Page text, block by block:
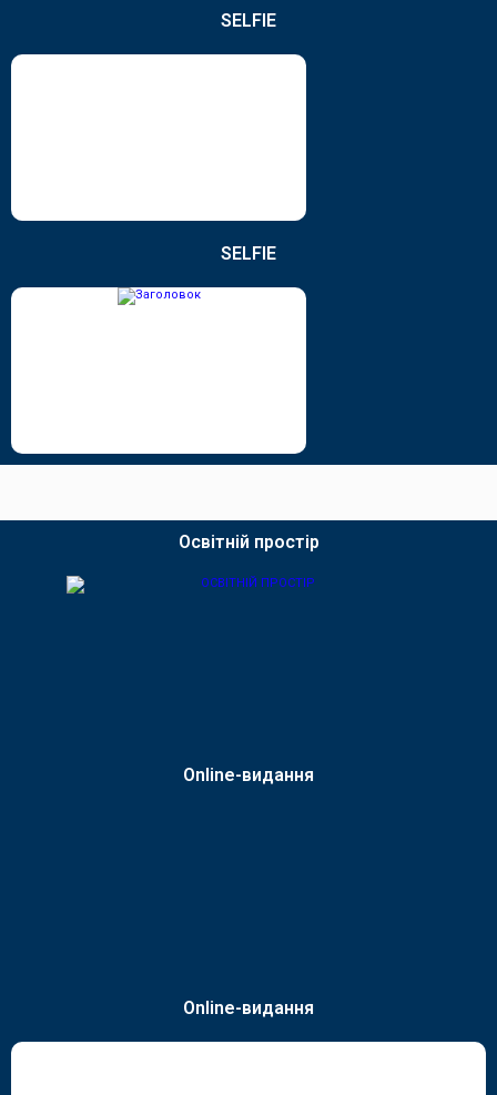
SELFIE
SELFIE
Освітній простір
Online-видання
Online-видання